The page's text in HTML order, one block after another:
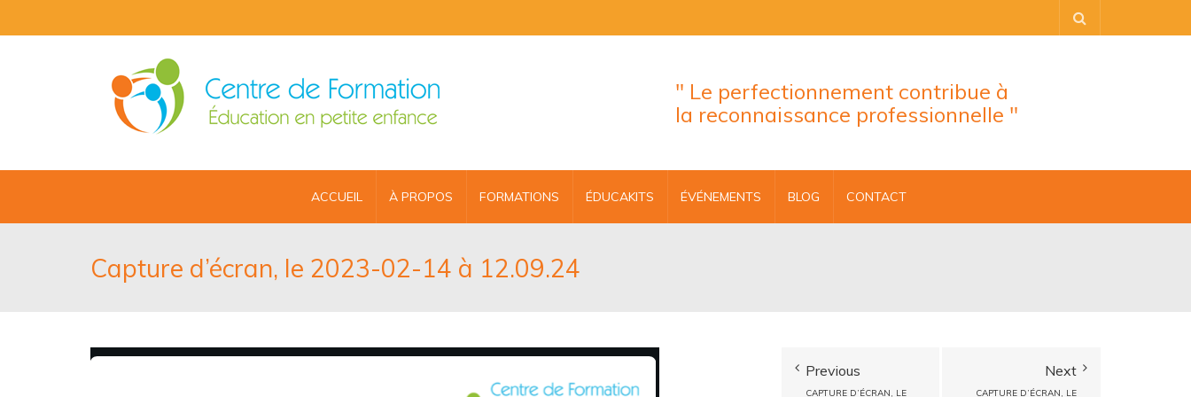
" Le perfectionnement contribue à
la reconnaissance professionnelle "
ACCUEIL À PROPOS FORMATIONS ÉDUCAKITS ÉVÉNEMENTS BLOG CONTACT
Capture d’écran, le 2023-02-14 à 12.09.24
Previous
CAPTURE D’ÉCRAN, LE
Next
CAPTURE D’ÉCRAN, LE